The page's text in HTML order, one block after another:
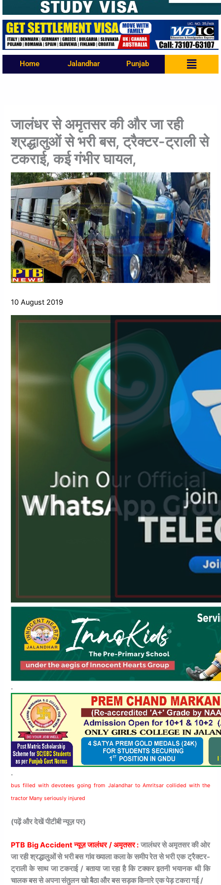
Home Jalandhar Punjab Menu
जालंधर से अमृतसर की और जा रही
श्रद्धालुओं से भरी बस, ट्रैक्टर-ट्राली से
टकराई, कई गंभीर घायल,
10 August 2019
.
.
bus filled with devotees going from Jalandhar to Amritsar collided with the
tractor Many seriously injured
(पढ़ें और देखें पीटीबी न्यूज़ पर)
PTB Big Accident न्यूज़ जालंधर / अमृतसर : जालंधर से अमृतसर की ओर
जा रही श्रद्धालुओं से भरी बस गांव ख्याला कला के समीप रेत से भरी एक ट्रैक्टर-
ट्राली के साथ जा टकराई / बताया जा रहा है कि टक्कर इतनी भयानक थी कि
चालक बस से अपना संतुलन खो बैठा और बस सड़क किनारे एक पेड़ टकरा गई /